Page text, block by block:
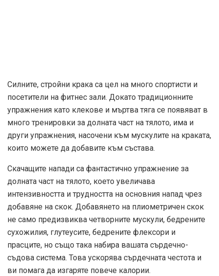
Силните, стройни крака са цел на много спортисти и
посетители на фитнес зали. Докато традиционните
упражнения като клекове и мъртва тяга се появяват в
много тренировки за долната част на тялото, има и
други упражнения, насочени към мускулите на краката,
които можете да добавите към състава.
Скачащите напади са фантастично упражнение за
долната част на тялото, което увеличава
интензивността и трудността на основния напад чрез
добавяне на скок. Добавянето на плиометричен скок
не само предизвиква четворните мускули, бедрените
сухожилия, глутеусите, бедрените флексори и
прасците, но също така набира вашата сърдечно-
съдова система. Това ускорява сърдечната честота и
ви помага да изгаряте повече калории.